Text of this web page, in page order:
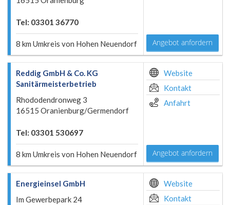
Tel: 03301 36770
8 km Umkreis von Hohen Neuendorf Angebot anfordern
Reddig GmbH & Co. KG
Sanitärmeisterbetrieb
Rhododendronweg 3
16515 Oranienburg/Germendorf
Tel: 03301 530697
8 km Umkreis von Hohen Neuendorf
Website
Kontakt
Anfahrt
Angebot anfordern
Energieinsel GmbH
Im Gewerbepark 24
Website
Kontakt